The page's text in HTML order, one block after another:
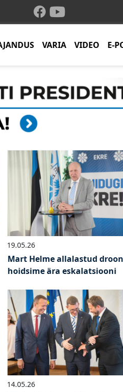
VARIA VIDEO E-
19.05.26
Mart Helme allalastud
hoidsime ära eskalatsiooni
14.05.26